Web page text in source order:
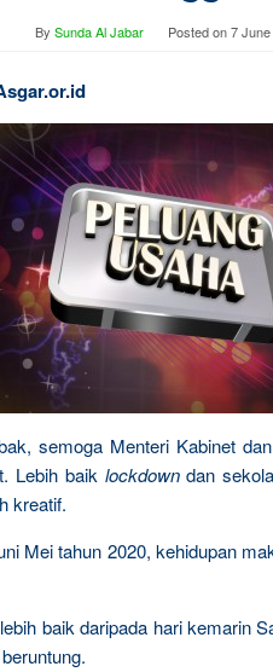
By Sunda Al Jabar Posted on7
semoga Menteri Kabinet
Lebih baik lockdowndan
kreatif.
Mei tahun 2020, kehidupan
baik daripada hari kemarin